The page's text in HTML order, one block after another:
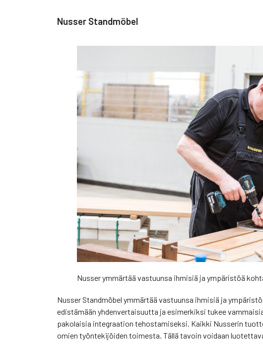
Nusser Standmöbel
Nusser ymmärtää vastuunsa ihmisiä ja ympäristöä
Nusser Standmöbel ymmärtää vastuunsa ihmisiä ja
edistämään yhdenvertaisuutta ja esimerkiksi tukee
pakolaisia integraation tehostamiseksi. Kaikki Nusserin
omien työntekijöiden toimesta. Tällä tavoin voidaan